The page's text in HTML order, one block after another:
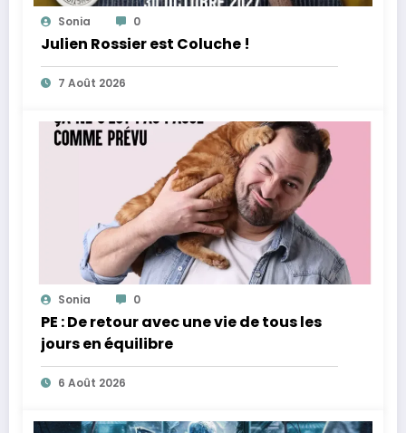
Sonia 0
Julien Rossier est Coluche !
7 Août 2026
Sonia 0
PE : De retour avec une vie de tous les
jours en équilibre
6 Août 2026